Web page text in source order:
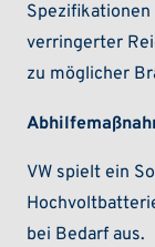
Spezifikationen
verringerter
zu möglicher
VW spielt ein
bei Bedarf aus.